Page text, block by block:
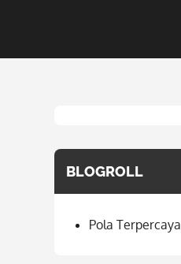
BLOGROLL
Pola Terpercaya